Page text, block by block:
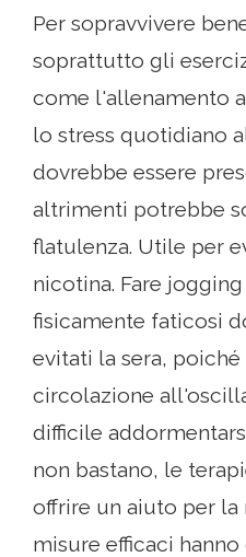
Per sopravvivere
soprattutto gli
come l'allenamento
lo stress quotidiano
dovrebbe essere
altrimenti potrebbe
flatulenza. Utile per
nicotina. Fare
fisicamente faticosi
evitati la sera,
circolazione
difficile
non bastano, le
offrire un aiuto per la
misure efficaci